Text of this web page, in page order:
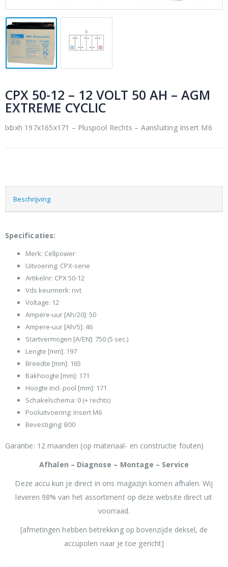
CPX 50-12 – 12 VOLT 50 AH – AGM
EXTREME CYCLIC
lxbxh 197x165x171 – Pluspool Rechts – Aansluiting Insert M6
Beschrijving
Specificaties:
Merk: Cellpower
Uitvoering: CPX-serie
Artikelnr: CPX 50-12
Vds keurmerk: nvt
Voltage: 12
Ampere-uur [Ah/20]: 50
Ampere-uur [Ah/5]: 46
Startvermogen [A/EN]: 750 (5 sec.)
Lengte [mm]: 197
Breedte [mm]: 165
Bakhoogte [mm]: 171
Hoogte incl. pool [mm]: 171
Schakelschema: 0 (+ rechts)
Pooluitvoering: Insert M6
Bevestiging: B00
Garantie: 12 maanden (op materiaal- en constructie fouten)
Afhalen – Diagnose – Montage – Service
Deze accu kun je direct in ons magazijn komen afhalen. Wij
leveren 98% van het assortiment op deze website direct uit
voorraad.
[afmetingen hebben betrekking op bovenzijde deksel, de
accupolen naar je toe gericht]